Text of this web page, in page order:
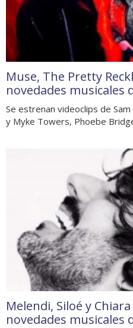
Muse, The Pretty
novedades musicales
Se estrenan videoclips de
y Myke Towers, Phoebe
Melendi, Siloé y
novedades musicales